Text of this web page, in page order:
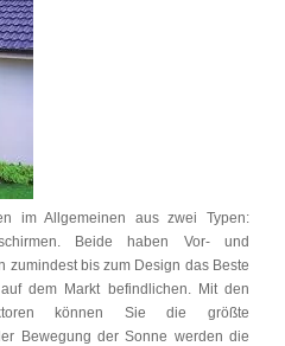
im Allgemeinen aus zwei Typen:
Beide haben Vor- und
zumindest bis zum Design das Beste
dem Markt befindlichen. Mit den
können Sie die größte
Bewegung der Sonne werden die